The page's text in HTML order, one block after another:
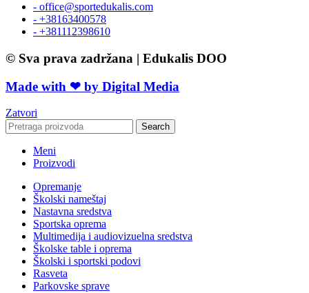
- office@sportedukalis.com
- +38163400578
- +381112398610
© Sva prava zadržana | Edukalis DOO
Made with ❤ by Digital Media
Zatvori
Search
Meni
Proizvodi
Opremanje
Školski nameštaj
Nastavna sredstva
Sportska oprema
Multimedija i audiovizuelna sredstva
Školske table i oprema
Školski i sportski podovi
Rasveta
Parkovske sprave